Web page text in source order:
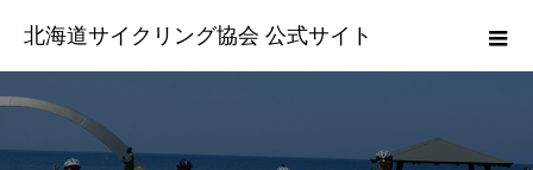
北海道サイクリング協会 公式サイト